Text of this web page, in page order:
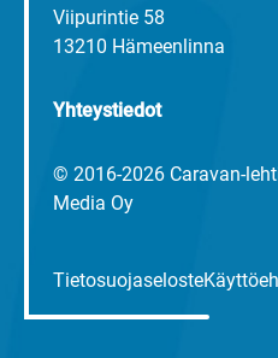
Viipurintie 58
13210 Hämeenlinna
Yhteystiedot
© 2016-2026 Caravan-
Media Oy
Tietosuojaseloste